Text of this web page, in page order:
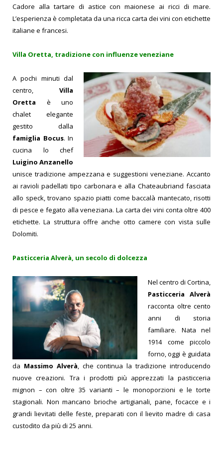
Cadore alla tartare di astice con maionese ai ricci di mare.
L’esperienza è completata da una ricca carta dei vini con etichette
italiane e francesi.
Villa Oretta, tradizione con influenze veneziane
A pochi minuti dal
centro, Villa
Oretta è uno
chalet elegante
gestito dalla
famiglia Bocus. In
cucina lo chef
Luigino Anzanello
unisce tradizione ampezzana e suggestioni veneziane. Accanto
ai ravioli padellati tipo carbonara e alla Chateaubriand fasciata
allo speck, trovano spazio piatti come baccalà mantecato, risotti
di pesce e fegato alla veneziana. La carta dei vini conta oltre 400
etichette. La struttura offre anche otto camere con vista sulle
Dolomiti.
Pasticceria Alverà, un secolo di dolcezza
Nel centro di Cortina,
Pasticceria Alverà
racconta oltre cento
anni di storia
familiare. Nata nel
1914 come piccolo
forno, oggi è guidata
da Massimo Alverà , che continua la tradizione introducendo
nuove creazioni. Tra i prodotti più apprezzati la pasticceria
mignon – con oltre 35 varianti – le monoporzioni e le torte
stagionali. Non mancano brioche artigianali, pane, focacce e i
grandi lievitati delle feste, preparati con il lievito madre di casa
custodito da più di 25 anni.